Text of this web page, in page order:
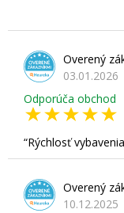
Overený
03.01.2026
Odporúča obchod
Rýchlosť vybavenia
Overený
10.12.2025